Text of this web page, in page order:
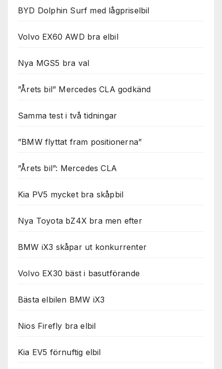
BYD Dolphin Surf med lågpriselbil
Volvo EX60 AWD bra elbil
Nya MGS5 bra val
”Årets bil” Mercedes CLA godkänd
Samma test i två tidningar
”BMW flyttat fram positionerna”
”Årets bil”: Mercedes CLA
Kia PV5 mycket bra skåpbil
Nya Toyota bZ4X bra men efter
BMW iX3 skåpar ut konkurrenter
Volvo EX30 bäst i basutförande
Bästa elbilen BMW iX3
Nios Firefly bra elbil
Kia EV5 förnuftig elbil